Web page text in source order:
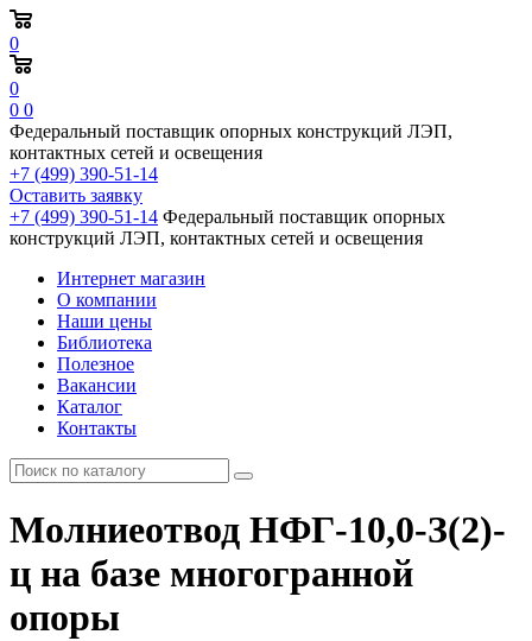
0
0
0 0
Федеральный поставщик опорных конструкций ЛЭП,
контактных сетей и освещения
+7 (499) 390-51-14
Оставить заявку
+7 (499) 390-51-14 Федеральный поставщик опорных
конструкций ЛЭП, контактных сетей и освещения
Интернет магазин
О компании
Наши цены
Библиотека
Полезное
Вакансии
Каталог
Контакты
Молниеотвод НФГ-10,0-З(2)-
ц на базе многогранной
опоры